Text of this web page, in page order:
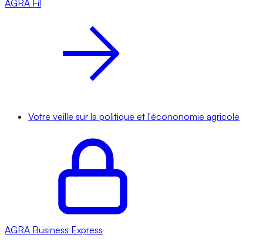
AGRA Fil
Votre veille sur la politique et l'écononomie agricole
AGRA Business Express